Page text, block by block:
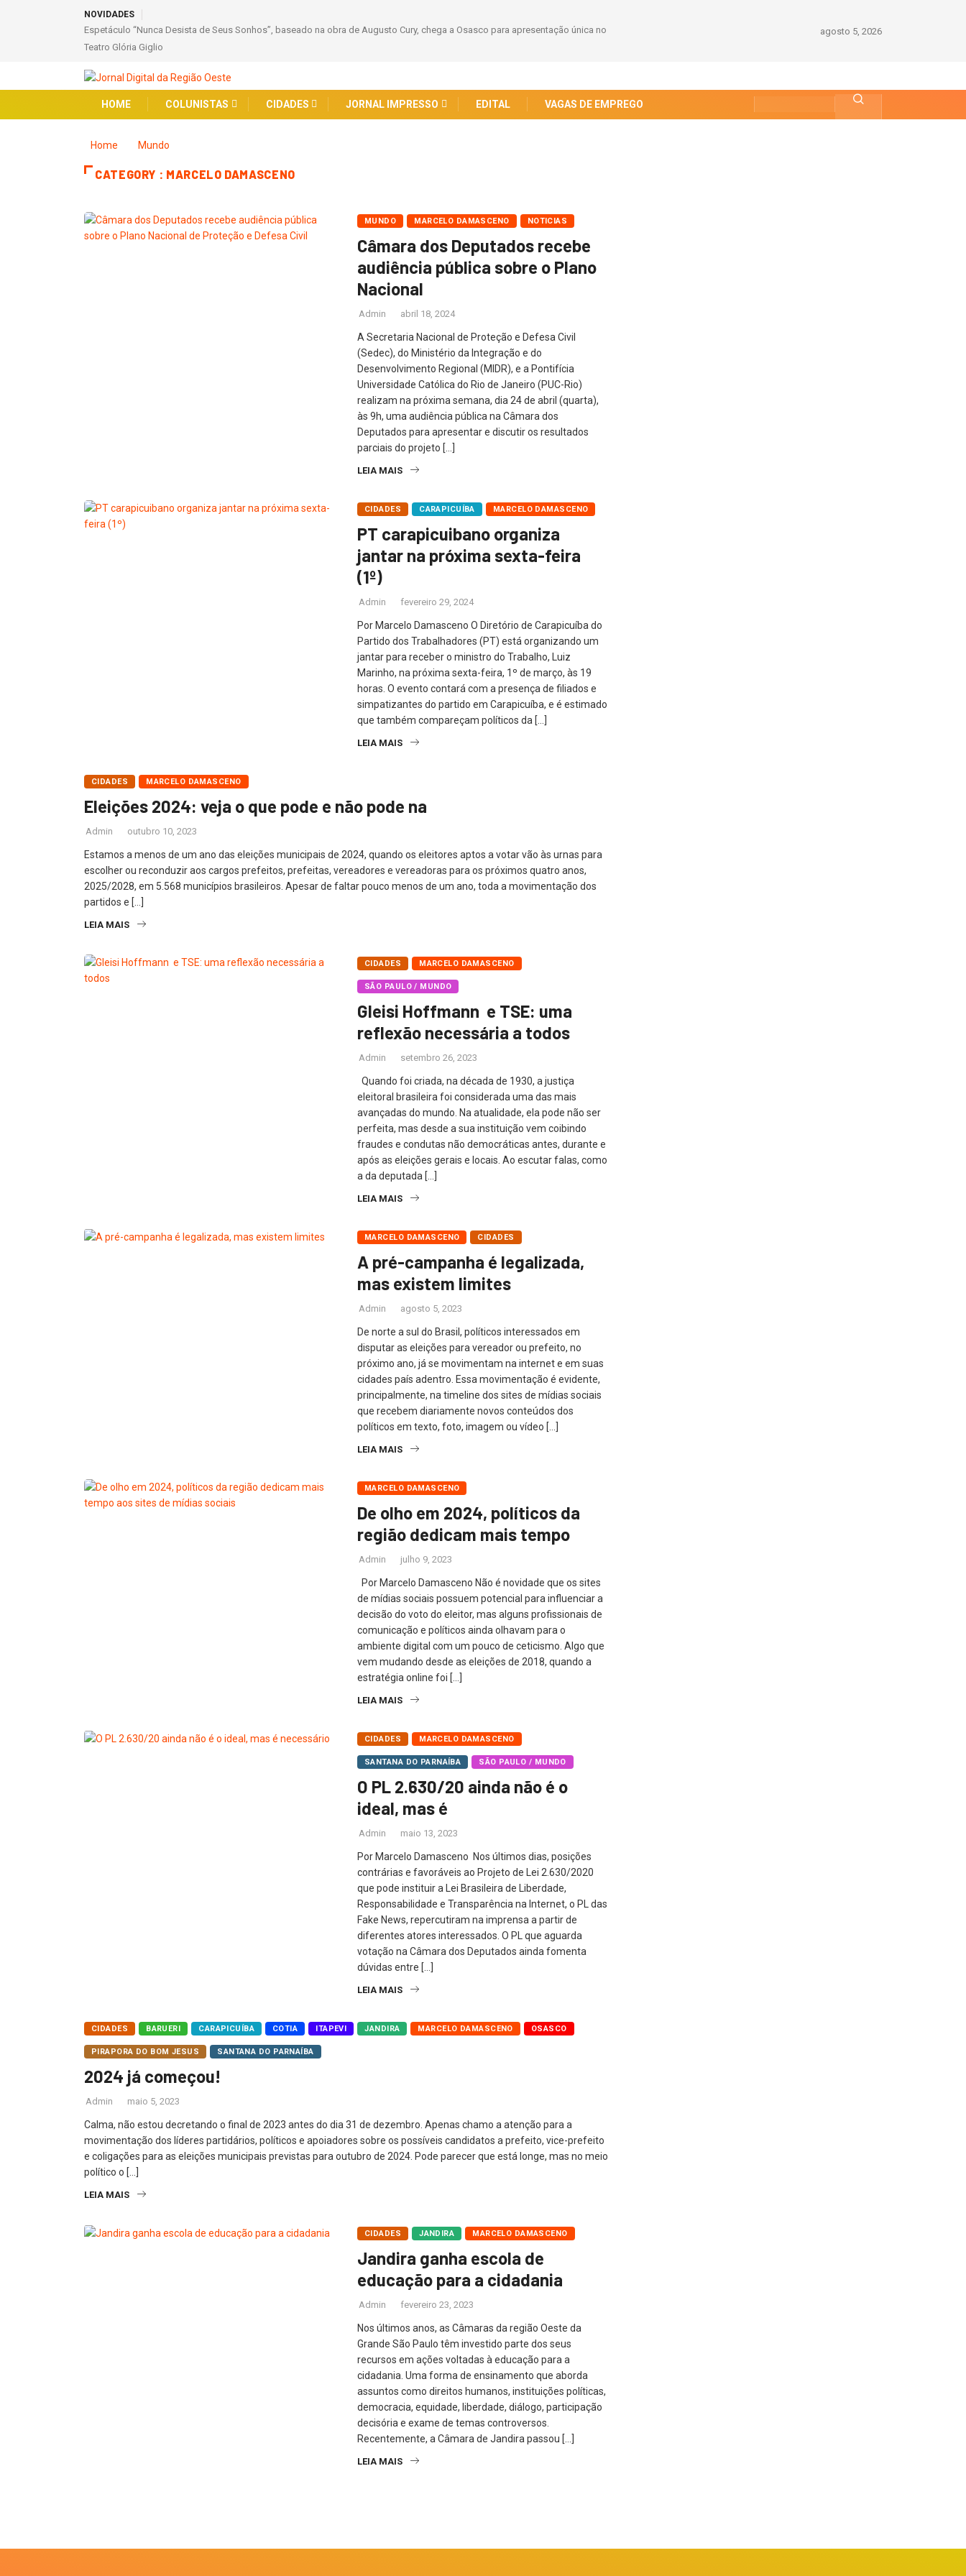
NOVIDADES
Espetáculo “Nunca Desista de Seus Sonhos”, baseado na obra de Augusto Cury, chega a Osasco para apresentação única no
Teatro Glória Giglio
agosto 5, 2026
HOME COLUNISTAS CIDADES JORNAL IMPRESSO EDITAL VAGAS DE EMPREGO
Home Mundo
CATEGORY : MARCELO DAMASCENO
MUNDO MARCELO DAMASCENO NOTICIAS
Câmara dos Deputados recebe
audiência pública sobre o Plano
Nacional
Admin abril 18, 2024
A Secretaria Nacional de Proteção e Defesa Civil
(Sedec), do Ministério da Integração e do
Desenvolvimento Regional (MIDR), e a Pontifícia
Universidade Católica do Rio de Janeiro (PUC-Rio)
realizam na próxima semana, dia 24 de abril (quarta),
às 9h, uma audiência pública na Câmara dos
Deputados para apresentar e discutir os resultados
parciais do projeto […]
LEIA MAIS
CIDADES CARAPICUÍBA MARCELO DAMASCENO
PT carapicuibano organiza
jantar na próxima sexta-feira
(1º)
Admin fevereiro 29, 2024
Por Marcelo Damasceno O Diretório de Carapicuíba do
Partido dos Trabalhadores (PT) está organizando um
jantar para receber o ministro do Trabalho, Luiz
Marinho, na próxima sexta-feira, 1º de março, às 19
horas. O evento contará com a presença de filiados e
simpatizantes do partido em Carapicuíba, e é estimado
que também compareçam políticos da […]
LEIA MAIS
CIDADES MARCELO DAMASCENO
Eleições 2024: veja o que pode e não pode na
Admin outubro 10, 2023
Estamos a menos de um ano das eleições municipais de 2024, quando os eleitores aptos a votar vão às urnas para
escolher ou reconduzir aos cargos prefeitos, prefeitas, vereadores e vereadoras para os próximos quatro anos,
2025/2028, em 5.568 municípios brasileiros. Apesar de faltar pouco menos de um ano, toda a movimentação dos
partidos e […]
LEIA MAIS
CIDADES MARCELO DAMASCENO
SÃO PAULO / MUNDO
Gleisi Hoffmann e TSE: uma
reflexão necessária a todos
Admin setembro 26, 2023
Quando foi criada, na década de 1930, a justiça
eleitoral brasileira foi considerada uma das mais
avançadas do mundo. Na atualidade, ela pode não ser
perfeita, mas desde a sua instituição vem coibindo
fraudes e condutas não democráticas antes, durante e
após as eleições gerais e locais. Ao escutar falas, como
a da deputada […]
LEIA MAIS
MARCELO DAMASCENO CIDADES
A pré-campanha é legalizada,
mas existem limites
Admin agosto 5, 2023
De norte a sul do Brasil, políticos interessados em
disputar as eleições para vereador ou prefeito, no
próximo ano, já se movimentam na internet e em suas
cidades país adentro. Essa movimentação é evidente,
principalmente, na timeline dos sites de mídias sociais
que recebem diariamente novos conteúdos dos
políticos em texto, foto, imagem ou vídeo […]
LEIA MAIS
MARCELO DAMASCENO
De olho em 2024, políticos da
região dedicam mais tempo
Admin julho 9, 2023
Por Marcelo Damasceno Não é novidade que os sites
de mídias sociais possuem potencial para influenciar a
decisão do voto do eleitor, mas alguns profissionais de
comunicação e políticos ainda olhavam para o
ambiente digital com um pouco de ceticismo. Algo que
vem mudando desde as eleições de 2018, quando a
estratégia online foi […]
LEIA MAIS
CIDADES MARCELO DAMASCENO
SANTANA DO PARNAÍBA SÃO PAULO / MUNDO
O PL 2.630/20 ainda não é o
ideal, mas é
Admin maio 13, 2023
Por Marcelo Damasceno Nos últimos dias, posições
contrárias e favoráveis ao Projeto de Lei 2.630/2020
que pode instituir a Lei Brasileira de Liberdade,
Responsabilidade e Transparência na Internet, o PL das
Fake News, repercutiram na imprensa a partir de
diferentes atores interessados. O PL que aguarda
votação na Câmara dos Deputados ainda fomenta
dúvidas entre […]
LEIA MAIS
CIDADES BARUERI CARAPICUÍBA COTIA ITAPEVI JANDIRA MARCELO DAMASCENO OSASCO
PIRAPORA DO BOM JESUS SANTANA DO PARNAÍBA
2024 já começou!
Admin maio 5, 2023
Calma, não estou decretando o final de 2023 antes do dia 31 de dezembro. Apenas chamo a atenção para a
movimentação dos líderes partidários, políticos e apoiadores sobre os possíveis candidatos a prefeito, vice-prefeito
e coligações para as eleições municipais previstas para outubro de 2024. Pode parecer que está longe, mas no meio
político o […]
LEIA MAIS
CIDADES JANDIRA MARCELO DAMASCENO
Jandira ganha escola de
educação para a cidadania
Admin fevereiro 23, 2023
Nos últimos anos, as Câmaras da região Oeste da
Grande São Paulo têm investido parte dos seus
recursos em ações voltadas à educação para a
cidadania. Uma forma de ensinamento que aborda
assuntos como direitos humanos, instituições políticas,
democracia, equidade, liberdade, diálogo, participação
decisória e exame de temas controversos.
Recentemente, a Câmara de Jandira passou […]
LEIA MAIS